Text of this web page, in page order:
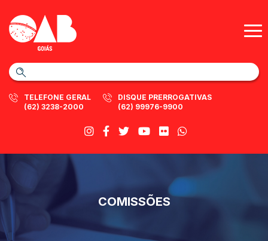
TELEFONE GERAL
(62) 3238-2000
DISQUE PRERROGATIVAS
(62) 99976-9900
COMISSÕES